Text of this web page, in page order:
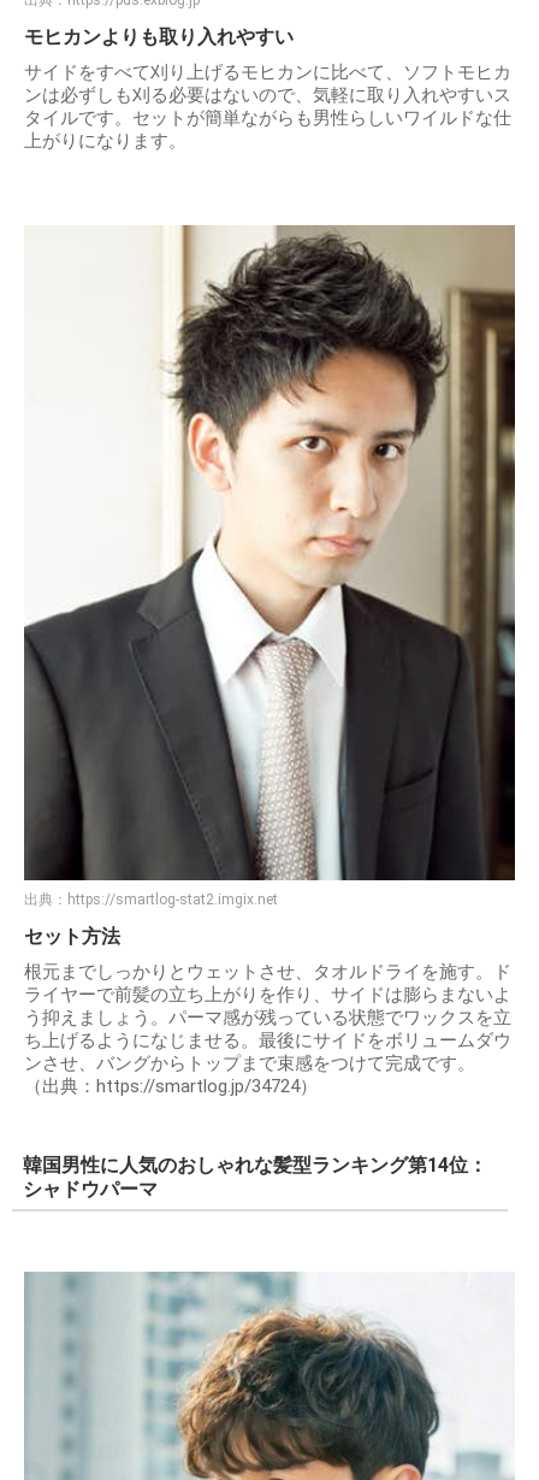
モヒカンよりも取り入れやすい
サイドをすべて刈り上げるモヒカンに比べて、ソフトモヒカ
ンは必ずしも刈る必要はないので、気軽に取り入れやすいス
タイルです。セットが簡単ながらも男性らしいワイルドな仕
上がりになります。
出典： https://smartlog-stat2.imgix.net
セット方法
根元までしっかりとウェットさせ、タオルドライを施す。ド
ライヤーで前髪の立ち上がりを作り、サイドは膨らまないよ
う抑えましょう。パーマ感が残っている状態でワックスを立
ち上げるようになじませる。最後にサイドをボリュームダウ
ンさせ、バングからトップまで束感をつけて完成です。
（出典：https://smartlog.jp/34724）
韓国男性に人気のおしゃれな髪型ランキング第14位：
シャドウパーマ